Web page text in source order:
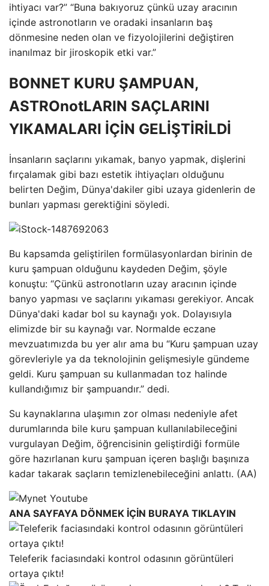
ihtiyacı var?” “Buna bakıyoruz çünkü uzay aracının
içinde astronotların ve oradaki insanların baş
dönmesine neden olan ve fizyolojilerini değiştiren
inanılmaz bir jiroskopik etki var.”
BONNET KURU ŞAMPUAN,
ASTROnotLARIN SAÇLARINI
YIKAMALARI İÇİN GELİŞTİRİLDİ
İnsanların saçlarını yıkamak, banyo yapmak, dişlerini
fırçalamak gibi bazı estetik ihtiyaçları olduğunu
belirten Değim, Dünya'dakiler gibi uzaya gidenlerin de
bunları yapması gerektiğini söyledi.
Bu kapsamda geliştirilen formülasyonlardan birinin de
kuru şampuan olduğunu kaydeden Değim, şöyle
konuştu: “Çünkü astronotların uzay aracının içinde
banyo yapması ve saçlarını yıkaması gerekiyor. Ancak
Dünya'daki kadar bol su kaynağı yok. Dolayısıyla
elimizde bir su kaynağı var. Normalde eczane
mevzuatımızda bu yer alır ama bu “Kuru şampuan uzay
görevleriyle ya da teknolojinin gelişmesiyle gündeme
geldi. Kuru şampuan su kullanmadan toz halinde
kullandığımız bir şampuandır.” dedi.
Su kaynaklarına ulaşımın zor olması nedeniyle afet
durumlarında bile kuru şampuan kullanılabileceğini
vurgulayan Değim, öğrencisinin geliştirdiği formüle
göre hazırlanan kuru şampuan içeren başlığı başınıza
kadar takarak saçların temizlenebileceğini anlattı. (AA)
ANA SAYFAYA DÖNMEK İÇİN BURAYA TIKLAYIN
Teleferik faciasındaki kontrol odasının görüntüleri
ortaya çıktı!